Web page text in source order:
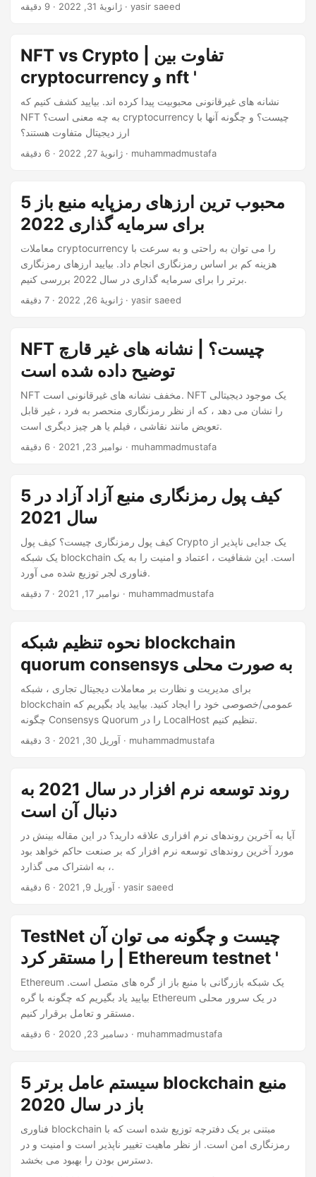
ژانویهٔ 31, 2022 · 9 دقیقه · yasir saeed
NFT vs Crypto | تفاوت بین
cryptocurrency و nft '
نشانه های غیرقانونی محبوبیت پیدا کرده اند. بیایید کشف کنیم که
NFT به چه معنی است؟ cryptocurrency چیست؟ و چگونه آنها با
ارز دیجیتال متفاوت هستند؟
ژانویهٔ 27, 2022 · 6 دقیقه · muhammadmustafa
5 محبوب ترین ارزهای رمزپایه منبع باز
برای سرمایه گذاری 2022
معاملات cryptocurrency را می توان به راحتی و به سرعت با
هزینه کم بر اساس رمزنگاری انجام داد. بیایید ارزهای رمزنگاری
برتر را برای سرمایه گذاری در سال 2022 بررسی کنیم.
ژانویهٔ 26, 2022 · 7 دقیقه · yasir saeed
NFT چیست؟ | نشانه های غیر قارچ
توضیح داده شده است
NFT مخفف نشانه های غیرقانونی است. NFT یک موجود دیجیتالی
را نشان می دهد ، که از نظر رمزنگاری منحصر به فرد ، غیر قابل
تعویض مانند نقاشی ، فیلم یا هر چیز دیگری است.
نوامبر 23, 2021 · 6 دقیقه · muhammadmustafa
5 کیف پول رمزنگاری منبع آزاد آزاد در
سال 2021
کیف پول رمزنگاری چیست؟ کیف پول Crypto یک جدایی ناپذیر از
یک شبکه blockchain است. این شفافیت ، اعتماد و امنیت را به یک
فناوری لجر توزیع شده می آورد.
نوامبر 17, 2021 · 7 دقیقه · muhammadmustafa
نحوه تنظیم شبکه blockchain
quorum consensys به صورت محلی
برای مدیریت و نظارت بر معاملات دیجیتال تجاری ، شبکه
blockchain عمومی/خصوصی خود را ایجاد کنید. بیایید یاد بگیریم که
چگونه Consensys Quorum را در LocalHost تنظیم کنیم.
آوریل 30, 2021 · 3 دقیقه · muhammadmustafa
روند توسعه نرم افزار در سال 2021 به
دنبال آن است
آیا به آخرین روندهای نرم افزاری علاقه دارید؟ در این مقاله بینش در
مورد آخرین روندهای توسعه نرم افزار که بر صنعت حاکم خواهد بود
، به اشتراک می گذارد.
آوریل 9, 2021 · 6 دقیقه · yasir saeed
TestNet چیست و چگونه می توان آن
را مستقر کرد | Ethereum testnet '
Ethereum یک شبکه بازرگانی با منبع باز از گره های متصل است.
بیایید یاد بگیریم که چگونه با گره Ethereum در یک سرور محلی
مستقر و تعامل برقرار کنیم.
دسامبر 23, 2020 · 6 دقیقه · muhammadmustafa
5 سیستم عامل برتر blockchain منبع
باز در سال 2020
فناوری blockchain مبتنی بر یک دفترچه توزیع شده است که با
رمزنگاری امن است. از نظر ماهیت تغییر ناپذیر است و امنیت و در
دسترس بودن را بهبود می بخشد.